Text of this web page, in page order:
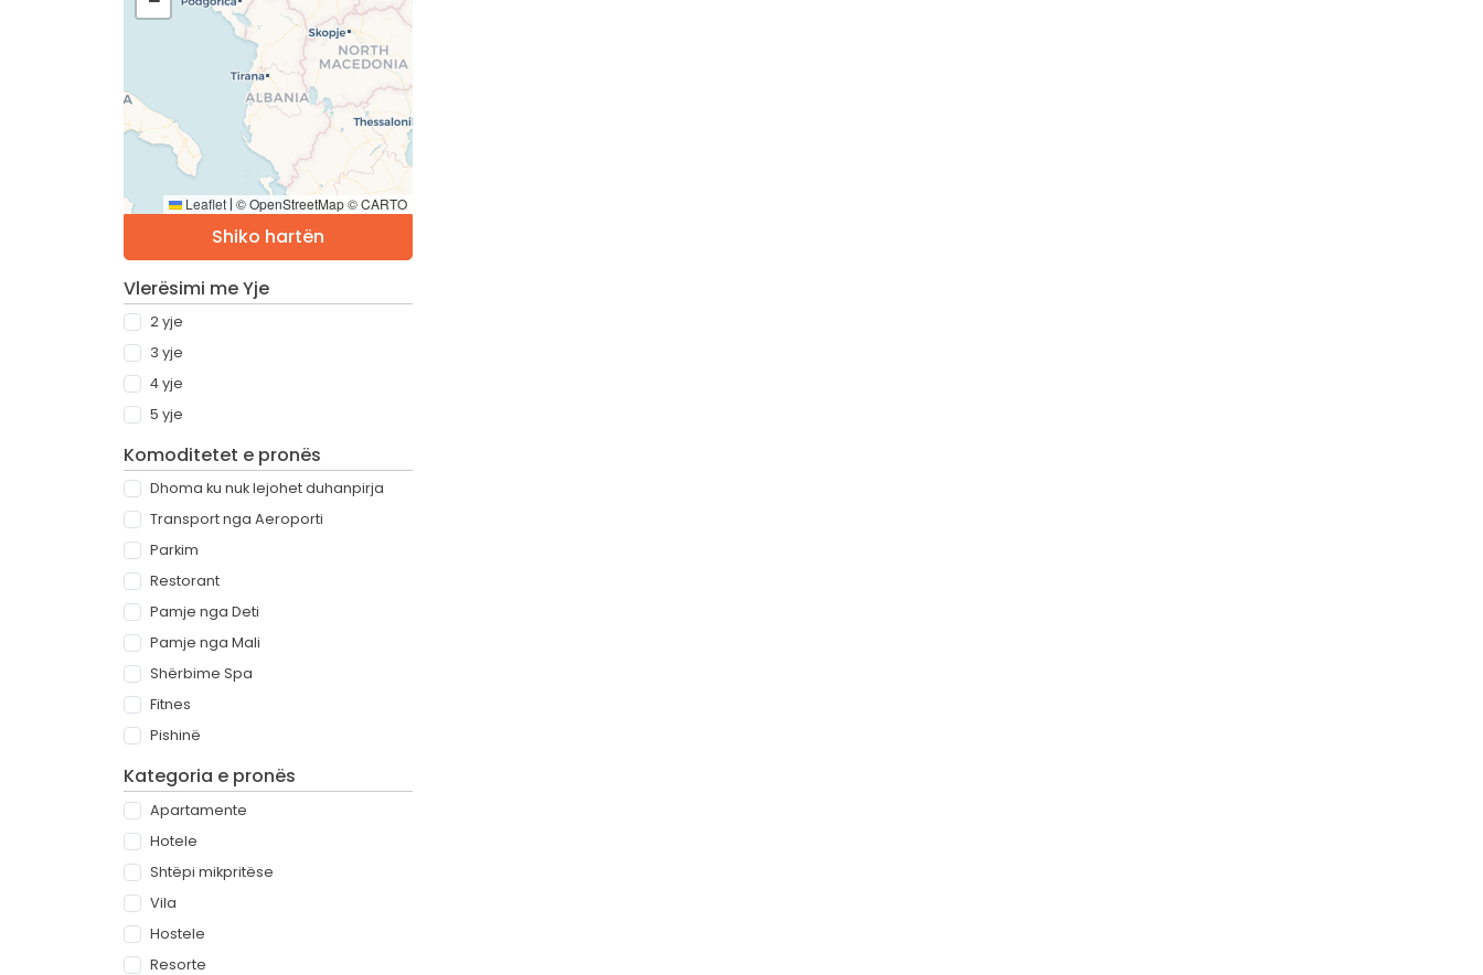
Leaflet | © OpenStreetMap © CARTO
Shiko hartën
Vlerësimi me Yje
2 yje
3 yje
4 yje
5 yje
Komoditetet e pronës
Dhoma ku nuk lejohet duhanpirja
Transport nga Aeroporti
Parkim
Restorant
Pamje nga Deti
Pamje nga Mali
Shërbime Spa
Fitnes
Pishinë
Kategoria e pronës
Apartamente
Hotele
Shtëpi mikpritëse
Vila
Hostele
Resorte